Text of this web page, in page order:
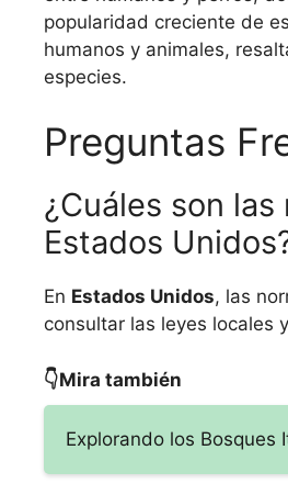
popularidad creciente de
humanos y animales,
especies.
Preguntas
¿Cuáles son
Estados
En Estados Unidos, las
consultar las leyes locales
👇Mira también
Explorando los Bosques